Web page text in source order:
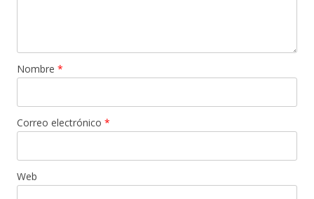
Nombre *
Correo electrónico *
Web